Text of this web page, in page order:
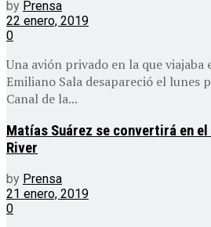
by Prensa
22 enero, 2019
0
Una avión privado en la que
Emiliano Sala desapareció el lunes
Canal de la...
Matías Suárez se convertirá en
River
by Prensa
21 enero, 2019
0